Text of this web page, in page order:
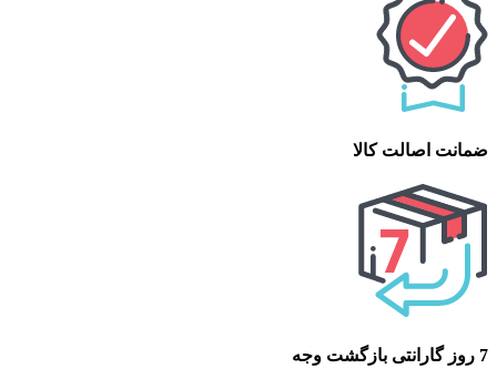
ضمانت اصالت کالا
7 روز گارانتی بازگشت وجه